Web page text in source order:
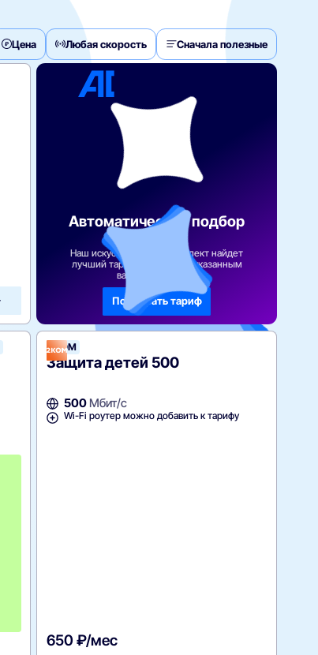
Цена Любая скорость Сначала полезные
Автоматический подбор
Наш искусственный интеллект найдет
лучший тарифный план по указанным
вами параметрам
Подобрать тариф
2КОМ
Защита детей 500
500 Мбит/с
Wi-Fi роутер можно добавить к тарифу
650 ₽/мес